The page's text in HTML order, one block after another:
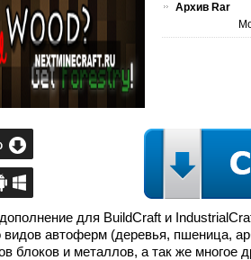
Архив Rar
для BuildCraft и
видов автоферм (деревья, пшеница,
блоков и металлов, а так же многое